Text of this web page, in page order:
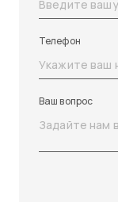
Телефон
Ваш вопрос